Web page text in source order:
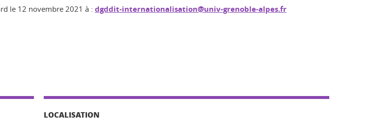
le 12 novembre 2021 à : dgddit-internationalisation@univ-grenoble-alpes.fr
LOCALISATION